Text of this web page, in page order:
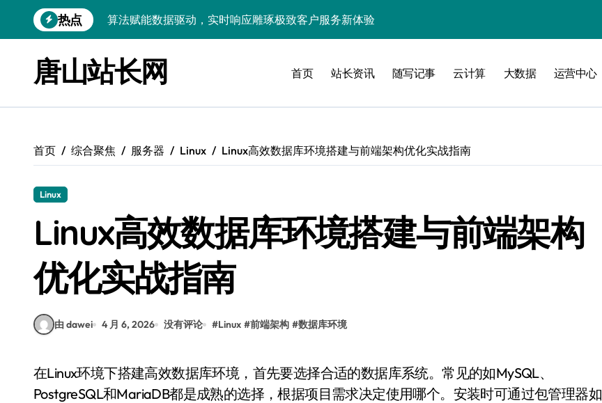
到
热点
技术护航：Android大数据引擎，实时处理引领数据流新纪元
技术破局：实时引擎赋能数据洪流，重塑大数据处理新科技
大数据架构下实时引擎优化：技术革新驱动数据处理效能跃升
大数据赋能运维：实时处理提效，精准调控信息流
Go语言赋能大数据：实时引擎构建与科技驱动的性能优化术
数据引擎科技赋能：实时处理驱动效能实现飞跃增长
唐山站长网 首页 站长资讯 随写记事 云计算 大数据 运营中心
首页 综合聚焦 服务器 Linux Linux高效数据库环境搭建与前端架构优化实战指南
Linux
Linux高效数据库环境搭建与前端架构
优化实战指南
由 dawei 4 月 6, 2026 没有评论 #Linux #前端架构 #数据库环境
在Linux环境下搭建高效数据库环境，首先要选择合适的数据库系统。常见的如MySQL、
PostgreSQL和MariaDB都是成熟的选择，根据项目需求决定使用哪个。安装时可通过包管理器如